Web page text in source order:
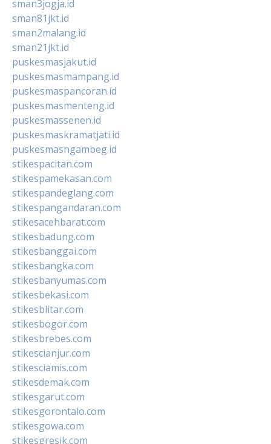
sman3jogja.id
sman81jkt.id
sman2malang.id
sman21jkt.id
puskesmasjakut.id
puskesmasmampang.id
puskesmaspancoran.id
puskesmasmenteng.id
puskesmassenen.id
puskesmaskramatjati.id
puskesmasngambeg.id
stikespacitan.com
stikespamekasan.com
stikespandeglang.com
stikespangandaran.com
stikesacehbarat.com
stikesbadung.com
stikesbanggai.com
stikesbangka.com
stikesbanyumas.com
stikesbekasi.com
stikesblitar.com
stikesbogor.com
stikesbrebes.com
stikescianjur.com
stikesciamis.com
stikesdemak.com
stikesgarut.com
stikesgorontalo.com
stikesgowa.com
stikesgresik.com